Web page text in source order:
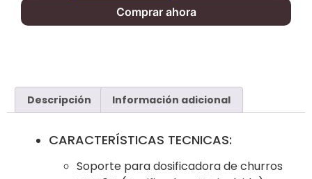
Comprar ahora
Descripción Información adicional
CARACTERÍSTICAS TECNICAS:
Soporte para dosificadora de churros